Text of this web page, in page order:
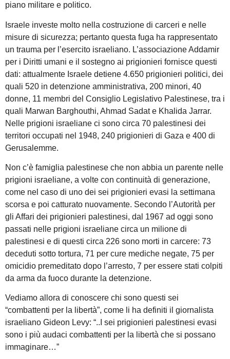
piano militare e politico.
Israele investe molto nella costruzione di carceri e nelle
misure di sicurezza; pertanto questa fuga ha rappresentato
un trauma per l’esercito israeliano. L’associazione Addamir
per i Diritti umani e il sostegno ai prigionieri fornisce questi
dati: attualmente Israele detiene 4.650 prigionieri politici, dei
quali 520 in detenzione amministrativa, 200 minori, 40
donne, 11 membri del Consiglio Legislativo Palestinese, tra i
quali Marwan Barghouthi, Ahmad Sadat e Khalida Jarrar.
Nelle prigioni israeliane ci sono circa 70 palestinesi dei
territori occupati nel 1948, 240 prigionieri di Gaza e 400 di
Gerusalemme.
Non c’è famiglia palestinese che non abbia un parente nelle
prigioni israeliane, a volte con continuità di generazione,
come nel caso di uno dei sei prigionieri evasi la settimana
scorsa e poi catturato nuovamente. Secondo l’Autorità per
gli Affari dei prigionieri palestinesi, dal 1967 ad oggi sono
passati nelle prigioni israeliane circa un milione di
palestinesi e di questi circa 226 sono morti in carcere: 73
deceduti sotto tortura, 71 per cure mediche negate, 75 per
omicidio premeditato dopo l’arresto, 7 per essere stati colpiti
da arma da fuoco durante la detenzione.
Vediamo allora di conoscere chi sono questi sei
“combattenti per la libertà”, come li ha definiti il giornalista
israeliano Gideon Levy: “..I sei prigionieri palestinesi evasi
sono i più audaci combattenti per la libertà che si possano
immaginare…”